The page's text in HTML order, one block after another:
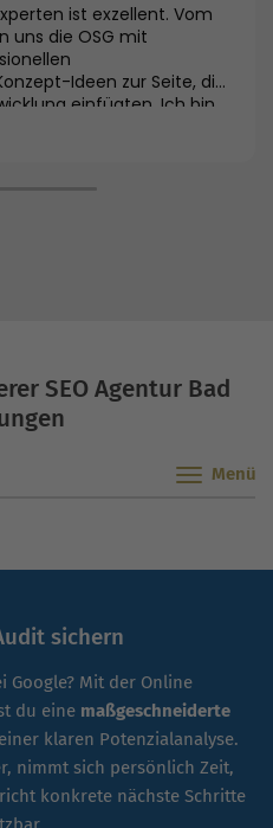
ist exzellent. Vom
uns die OSG mit
Ideen zur Seite, die
einfügten. Ich bin
die OSG als Betreuer
SEO Agentur Bad
sichern
Google? Mit der Online
du eine maßgeschneiderte
klaren Potenzialanalyse.
nimmt sich persönlich Zeit,
konkrete nächste Schritte